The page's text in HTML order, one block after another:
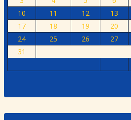
10
11 12 13
17
18 19 20
24
25 26 27
31